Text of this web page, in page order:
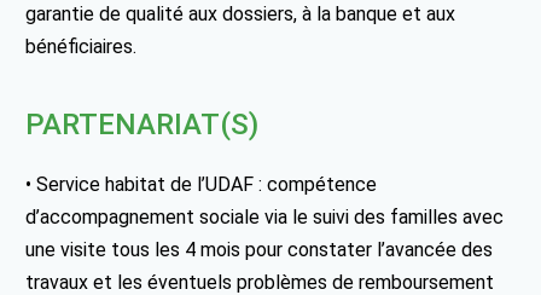
garantie de qualité aux dossiers, à la banque et aux
bénéficiaires.
PARTENARIAT(S)
• Service habitat de l’UDAF : compétence
d’accompagnement sociale via le suivi des familles avec
une visite tous les 4 mois pour constater l’avancée des
travaux et les éventuels problèmes de remboursement